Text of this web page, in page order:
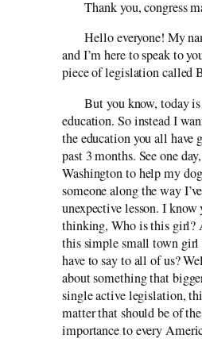
Thank you, congress
Hello everyone! My
and I’m here to speak to
piece of legislation called
But you know, today is
education. So instead I
the education you all have
past 3 months. See one
Washington to help my
someone along the way
unexpective lesson. I know
thinking, Who is this girl?
this simple small town girl
have to say to all of us?
about something that
single active legislation,
matter that should be of
importance to every